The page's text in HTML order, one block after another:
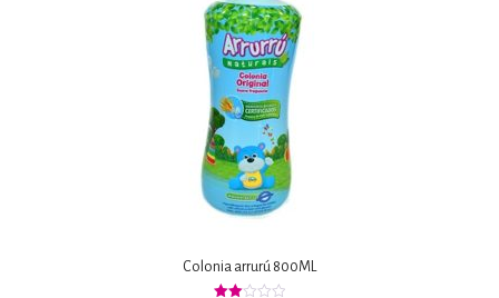
Colonia arrurú 800ML